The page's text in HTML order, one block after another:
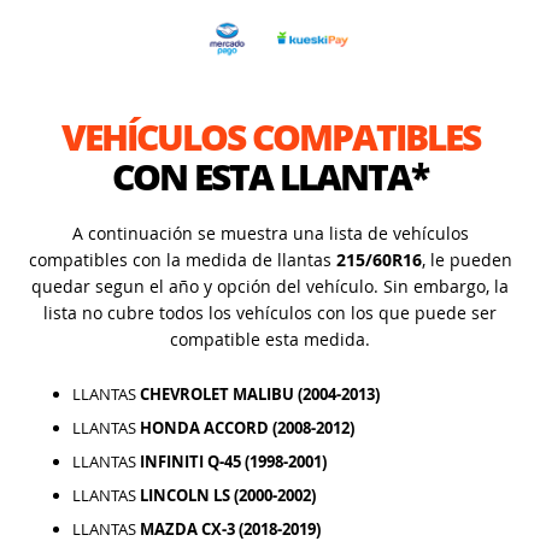
VEHÍCULOS COMPATIBLES
CON ESTA LLANTA*
A continuación se muestra una lista de vehículos
compatibles con la medida de llantas 215/60R16, le pueden
quedar segun el año y opción del vehículo. Sin embargo, la
lista no cubre todos los vehículos con los que puede ser
compatible esta medida.
LLANTASCHEVROLET MALIBU (2004-2013)
LLANTAS HONDA ACCORD (2008-2012)
LLANTAS INFINITI Q-45 (1998-2001)
LLANTAS LINCOLN LS (2000-2002)
LLANTAS MAZDA CX-3 (2018-2019)